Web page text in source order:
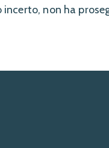
incerto, non ha